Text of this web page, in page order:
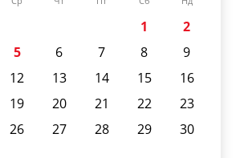
1
2
5 6 7 8
9
12 13 14 15
16
19 20 21 22
23
26 27 28 29
30